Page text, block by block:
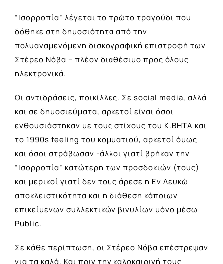
“Ισορροπία” λέγεται το πρώτο τραγούδι που
δόθηκε στη δημοσιότητα από την
πολυαναμενόμενη δισκογραφική επιστροφή των
Στέρεο Νόβα – πλέον διαθέσιμο προς όλους
ηλεκτρονικά.
Οι αντιδράσεις, ποικίλλες. Σε social media, αλλά
και σε δημοσιεύματα, αρκετοί είναι όσοι
ενθουσιάστηκαν με τους στίχους του Κ.ΒΗΤΑ και
το 1990s feeling του κομματιού, αρκετοί όμως
και όσοι στράβωσαν -άλλοι γιατί βρήκαν την
“Ισορροπία” κατώτερη των προσδοκιών (τους)
και μερικοί γιατί δεν τους άρεσε η Εν Λευκώ
αποκλειστικότητα και η διάθεση κάποιων
επικείμενων συλλεκτικών βινυλίων μόνο μέσω
Public.
Σε κάθε περίπτωση, οι Στέρεο Νόβα επέστρεψαν
για τα καλά. Και πριν την καλοκαιρινή τους